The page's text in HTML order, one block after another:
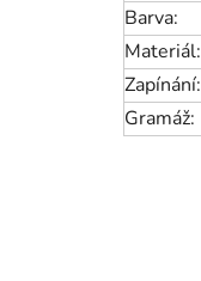
Barva:
Materiál:
Zapínání:
Gramáž: